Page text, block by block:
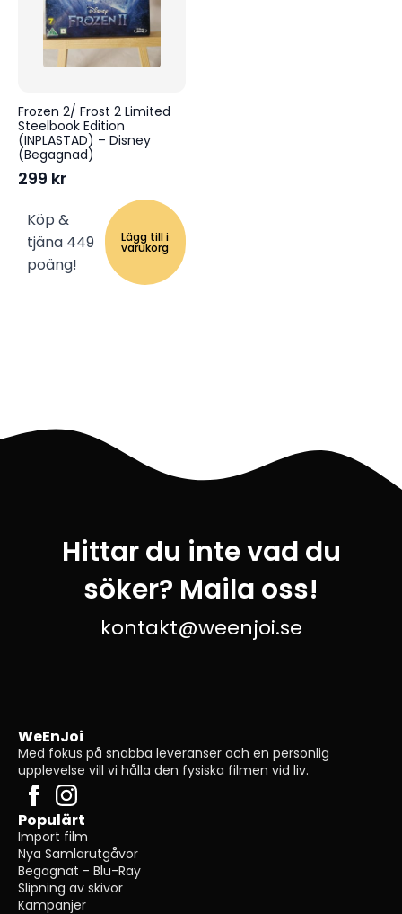
Frozen 2/ Frost 2 Limited
Steelbook Edition
(INPLASTAD) – Disney
(Begagnad)
299 kr
Köp &
tjäna 449
poäng!
Lägg till i
varukorg
Hittar du inte vad du
söker? Maila oss!
kontakt@weenjoi.se
WeEnJoi
Med fokus på snabba leveranser och en personlig
upplevelse vill vi hålla den fysiska filmen vid liv.
Populärt
Import film
Nya Samlarutgåvor
Begagnat - Blu-Ray
Slipning av skivor
Kampanjer